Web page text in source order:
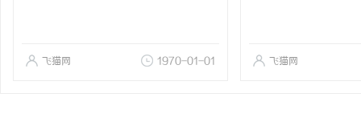
飞猫网 1970-01-01 飞猫网